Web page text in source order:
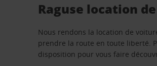
Raguse location
Nous rendons la location de
prendre la route en toute liberté.
disposition pour vous faire